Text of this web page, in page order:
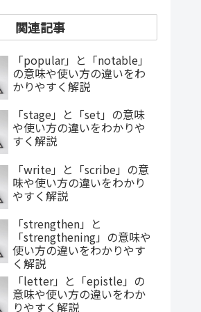
関連記事
「popular」と「notable」
の意味や使い方の違いをわ
かりやすく解説
「stage」と「set」の意味
や使い方の違いをわかりや
すく解説
「write」と「scribe」の意
味や使い方の違いをわかり
やすく解説
「strengthen」と
「strengthening」の意味や
使い方の違いをわかりやす
く解説
「letter」と「epistle」の
意味や使い方の違いをわか
りやすく解説